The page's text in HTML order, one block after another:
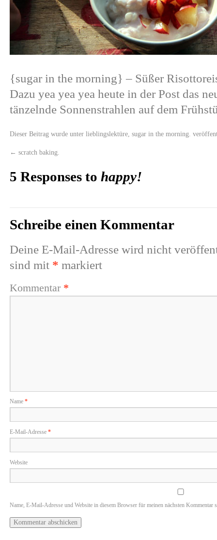
{sugar in the morning} – Süßer
Dazu yea yea yea heute in der Post das
tänzelnde Sonnenstrahlen auf dem
Dieser Beitrag wurde unter lieblingslektüre sugar in the morning.
← scratch baking.
5 Responses to happy!
Schreibe einen Kommentar
Deine E-Mail-Adresse wird nicht
sind mit * markiert
Kommentar *
Name *
E-Mail-Adresse *
Website
Name, E-Mail-Adresse und Website in diesem Browser für meinen nächsten Kommentar